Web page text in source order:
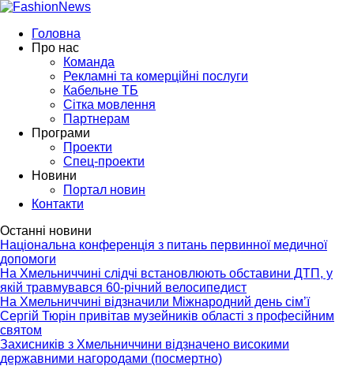
Головна
Про нас
Команда
Рекламні та комерційні послуги
Кабельне ТБ
Сітка мовлення
Партнерам
Програми
Проекти
Спец-проекти
Новини
Портал новин
Контакти
Останні новини
Національна конференція з питань первинної медичної
допомоги
На Хмельниччині слідчі встановлюють обставини ДТП, у
якій травмувався 60-річний велосипедист
На Хмельниччині відзначили Міжнародний день сім’ї
Сергій Тюрін привітав музейників області з професійним
святом
Захисників з Хмельниччини відзначено високими
державними нагородами (посмертно)